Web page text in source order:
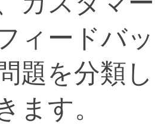
ィードバ
題を分類
ます。